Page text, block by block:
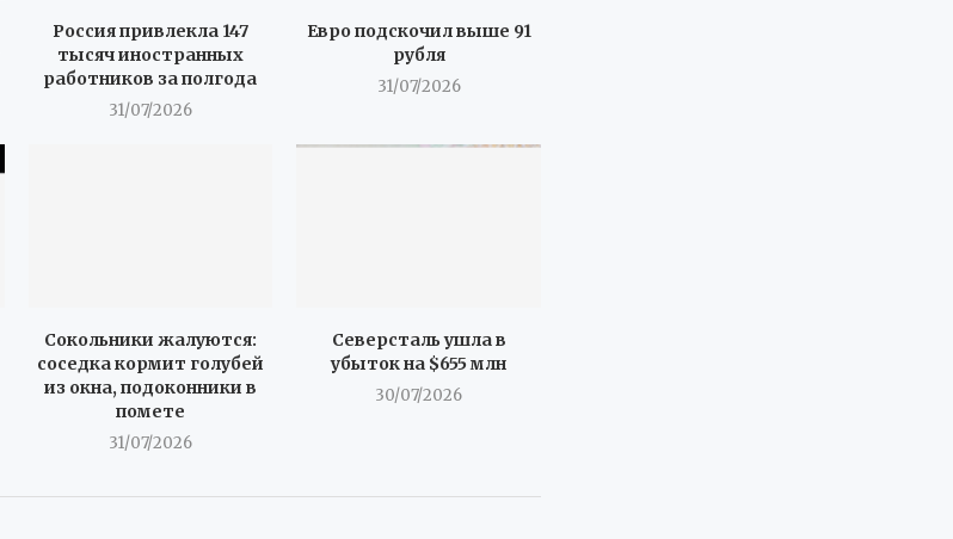
Россия привлекла 147
тысяч иностранных
работников за полгода
31/07/2026
Евро подскочил выше 91
рубля
31/07/2026
Сокольники жалуются:
соседка кормит голубей
из окна, подоконники в
помете
31/07/2026
Северсталь ушла в
убыток на $655 млн
30/07/2026